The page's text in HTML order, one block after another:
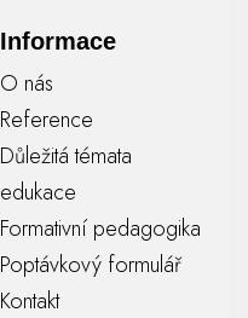
Informace
O nás
Reference
Důležitá témata
edukace
Formativní pedagogika
Poptávkový formulář
Kontakt